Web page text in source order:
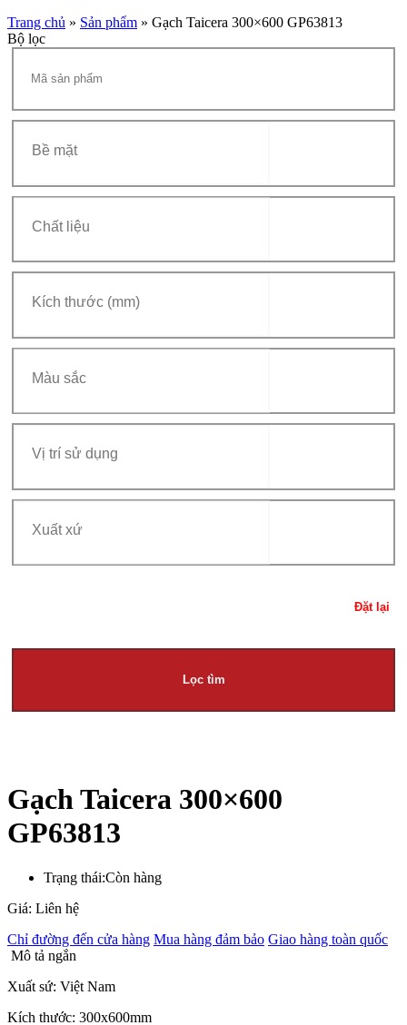
Trang chủ » Sản phẩm » Gạch Taicera 300×600 GP63813
Bộ lọc
Đặt lại
Lọc tìm
Gạch Taicera 300×600
GP63813
Trạng thái:Còn hàng
Giá: Liên hệ
Chỉ đường đến cửa hàng Mua hàng đảm bảo Giao hàng toàn quốc
Mô tả ngắn
Xuất sứ: Việt Nam
Kích thước: 300x600mm